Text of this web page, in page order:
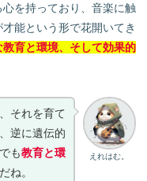
を持っており、音楽に触
能という形で花開いてき
育と環境、そして効果的
えれはむ。
それを育て
逆に遺伝的
も教育と環
ね。